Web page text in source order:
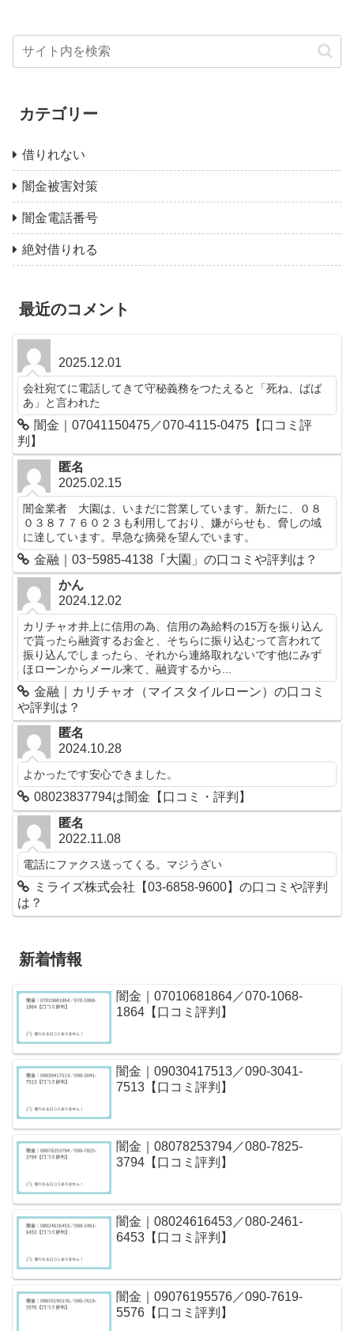
カテゴリー
借りれない
闇金被害対策
闇金電話番号
絶対借りれる
最近のコメント
2025.12.01
会社宛てに電話してきて守秘義務をつたえると「死ね、ばば
あ」と言われた
闇金｜07041150475／070-4115-0475【口コミ評
判】
匿名
2025.02.15
闇金業者 大園は、いまだに営業しています。新たに、０８
０３８７７６０２３も利用しており、嫌がらせも、脅しの域
に達しています。早急な摘発を望んでいます。
金融｜03ｰ5985-4138「大園」の口コミや評判は？
かん
2024.12.02
カリチャオ井上に信用の為、信用の為給料の15万を振り込ん
で貰ったら融資するお金と、そちらに振り込むって言われて
振り込んでしまったら、それから連絡取れないです他にみず
ほローンからメール来て、融資するから...
金融｜カリチャオ（マイスタイルローン）の口コミ
や評判は？
匿名
2024.10.28
よかったです安心できました。
08023837794は闇金【口コミ・評判】
匿名
2022.11.08
電話にファクス送ってくる。マジうざい
ミライズ株式会社【03-6858-9600】の口コミや評判
は？
新着情報
闇金｜07010681864／070-1068-
1864【口コミ評判】
闇金｜09030417513／090-3041-
7513【口コミ評判】
闇金｜08078253794／080-7825-
3794【口コミ評判】
闇金｜08024616453／080-2461-
6453【口コミ評判】
闇金｜09076195576／090-7619-
5576【口コミ評判】